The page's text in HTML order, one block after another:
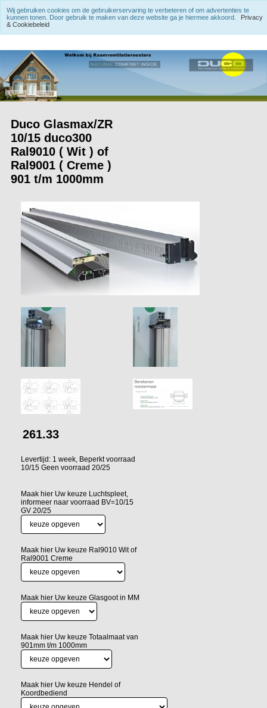
Duco Glasmax/ZR
10/15 duco300
Ral9010 ( Wit ) of
Ral9001 ( Creme )
901 t/m 1000mm
261.33
Levertijd: 1 week, Beperkt voorraad
10/15 Geen voorraad 20/25
Maak hier Uw keuze Luchtspleet,
informeer naar voorraad BV=10/15
GV 20/25
Maak hier Uw keuze Ral9010 Wit of
Ral9001 Creme
Maak hier Uw keuze Glasgoot in MM
Maak hier Uw keuze Totaalmaat van
901mm t/m 1000mm
Maak hier Uw keuze Hendel of
Koordbediend
Wij gebruiken cookies om de gebruikerservaring te verbeteren of om advertenties te
kunnen tonen. Door gebruik te maken van deze website ga je hiermee akkoord.
Privacy
& Cookiebeleid